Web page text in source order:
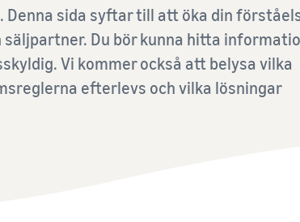
frakt, returer och kundtjänst
ditt varumärke med Amazon
för expansion till europeiska Amazon-
om alla tillgängliga europeiska Amazon-
och hur du kan växa med Amazon
program
bildelar online
bildelar effektivt på Amazon
sida syftar till att öka din
Du bör kunna hitta
Vi kommer också att belysa vilka
efterlevs och vilka lösningar